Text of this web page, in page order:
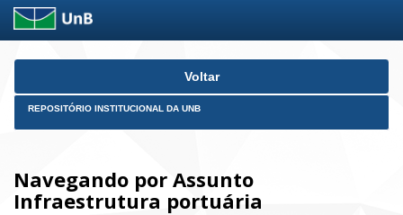
Skip
Voltar
REPOSITÓRIO INSTITUCIONAL DA UNB
Navegando por Assunto
Infraestrutura portuária